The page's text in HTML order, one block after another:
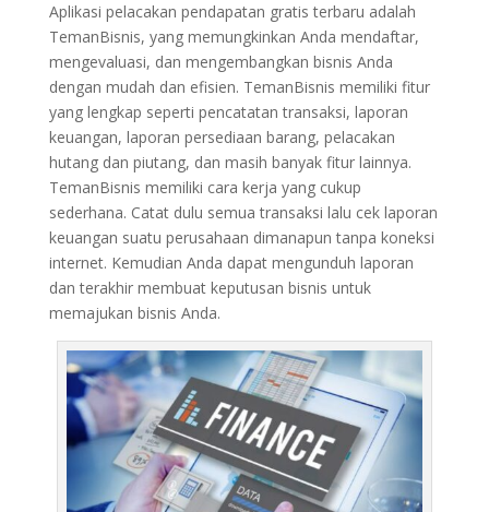
Aplikasi pelacakan pendapatan gratis terbaru adalah
TemanBisnis, yang memungkinkan Anda mendaftar,
mengevaluasi, dan mengembangkan bisnis Anda
dengan mudah dan efisien. TemanBisnis memiliki fitur
yang lengkap seperti pencatatan transaksi, laporan
keuangan, laporan persediaan barang, pelacakan
hutang dan piutang, dan masih banyak fitur lainnya.
TemanBisnis memiliki cara kerja yang cukup
sederhana. Catat dulu semua transaksi lalu cek laporan
keuangan suatu perusahaan dimanapun tanpa koneksi
internet. Kemudian Anda dapat mengunduh laporan
dan terakhir membuat keputusan bisnis untuk
memajukan bisnis Anda.